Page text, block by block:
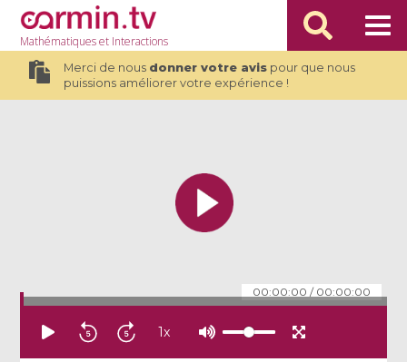
Mathématiqueset Interactions
Merci de nous donner votre avispour que nous
puissions améliorer votre expérience !
00:00:00 / 00:00:00
1x